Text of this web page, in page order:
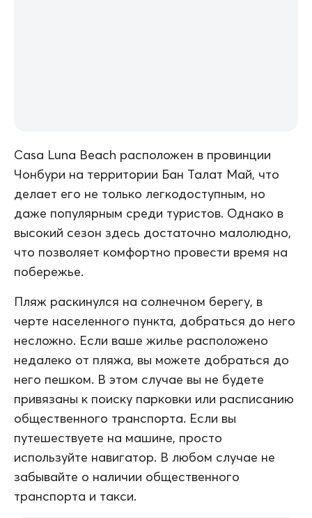
Casa Luna Beach расположен в провинции
Чонбури на территории Бан Талат Май, что
делает его не только легкодоступным, но
даже популярным среди туристов. Однако в
высокий сезон здесь достаточно малолюдно,
что позволяет комфортно провести время на
побережье.
Пляж раскинулся на солнечном берегу, в
черте населенного пункта, добраться до него
несложно. Если ваше жилье расположено
недалеко от пляжа, вы можете добраться до
него пешком. В этом случае вы не будете
привязаны к поиску парковки или расписанию
общественного транспорта. Если вы
путешествуете на машине, просто
используйте навигатор. В любом случае не
забывайте о наличии общественного
транспорта и такси.